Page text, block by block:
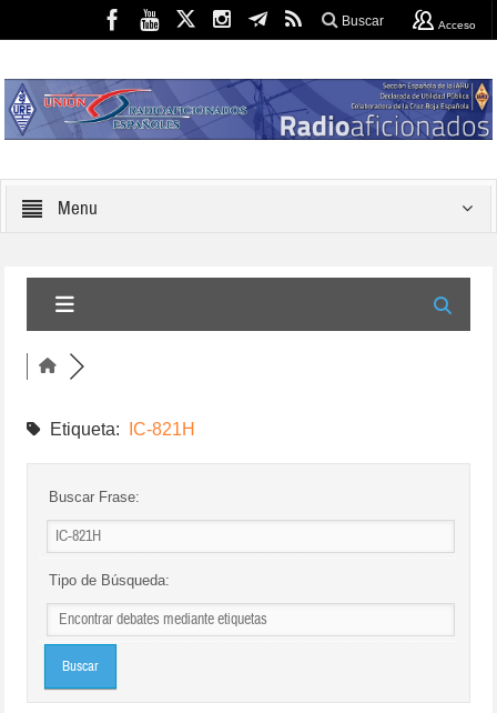
Buscar Acceso
Menu
Etiqueta: IC-821H
Buscar Frase:
Tipo de Búsqueda: